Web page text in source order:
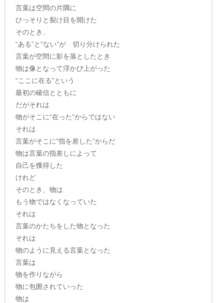
言葉は空間の片隅に
ひっそりと裂け目を開けた
そのとき、
“ある”と“ない”が 切り分けられた
言葉が空間に影を落としたとき
物は像となって浮かび上がった
“ここに在る”という
最初の確信とともに
だがそれは
物がそこに“在った”からではない
それは
言葉がそこに“指を差した”からだ
物は言葉の指差しによって
自己を獲得した
けれど
そのとき、物は
もう物ではなくなっていた
それは
言葉のかたちをした物となった
それは
物のように見える言葉となった
言葉は
物を作りながら
物に包囲されていった
物は